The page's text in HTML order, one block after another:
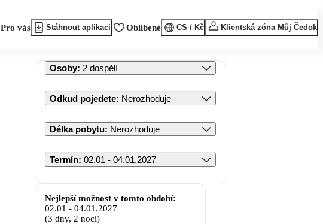
Pro vás Stáhnout aplikaci Oblíbené CS / Kč Klientská zóna Můj Čedok
Osoby: 2 dospělí
Odkud pojedete: Nerozhoduje
Délka pobytu: Nerozhoduje
Termín: 02.01 - 04.01.2027
Nejlepší možnost v tomto období:
02.01 - 04.01.2027
(3 dny, 2 noci)